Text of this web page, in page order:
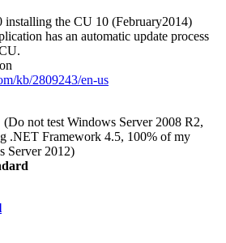
the CU 10 (February2014)
has an automatic update process
kb/2809243/en-us
(Do not test Windows Server 2008 R2,
.NET Framework 4.5, 100% of my
Server 2012)